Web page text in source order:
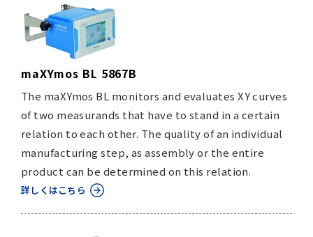
maXYmos BL 5867B
The maXYmos BL monitors and evaluates XY curves
of two measurands that have to stand in a certain
relation to each other. The quality of an individual
manufacturing step, as assembly or the entire
product can be determined on this relation.
詳しくはこちら